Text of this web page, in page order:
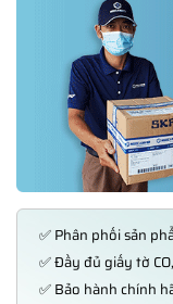
✅ Phân phối sản
✅ Đầy đủ giấy tờ
✅ Bảo hành chính